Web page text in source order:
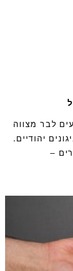
לבר מצווה
יהודיים.
–